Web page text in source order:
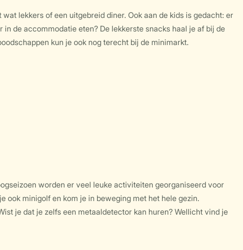
lekkers of een uitgebreid diner. Ook aan de kids is gedacht: er
de accommodatie eten? De lekkerste snacks haal je af bij de
kun je ook nog terecht bij de minimarkt.
worden er veel leuke activiteiten georganiseerd voor
ook minigolf en kom je in beweging met het hele gezin.
je dat je zelfs een metaaldetector kan huren? Wellicht vind je